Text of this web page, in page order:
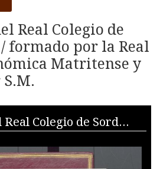
Real Colegio de
formado por la Real
Matritense y
Reglamento del Real Colegio de Sordo-Mudos